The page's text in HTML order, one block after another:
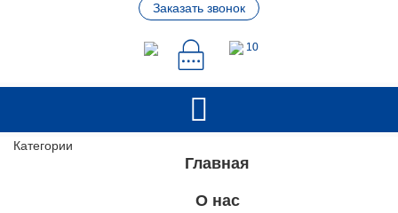
Заказать звонок
10
Категории
Главная
О нас